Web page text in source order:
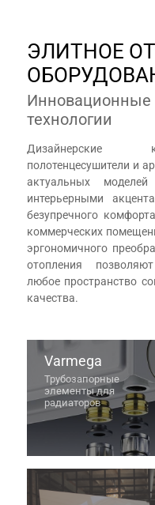
ЭЛИТНОЕ
технологии
Дизайнерские
полотенцесушители и
актуальных
интерьерными
безупречного
коммерческих
эргономичного
отопления
любое пространство
качества.
Varmega
Трубозапорные
элементы для
радиаторов